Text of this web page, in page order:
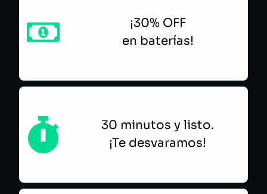
¡30% OFF
en baterías!
30 minutos y listo.
¡Te desvaramos!